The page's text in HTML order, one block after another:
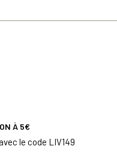
À 5€
le code LIV149